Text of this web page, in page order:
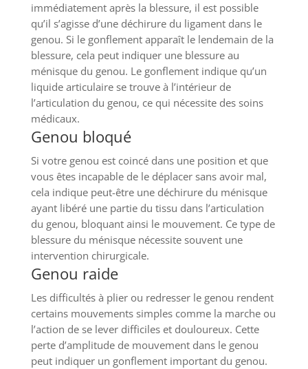
immédiatement après la blessure, il est possible
qu’il s’agisse d’une déchirure du ligament dans le
genou. Si le gonflement apparaît le lendemain de la
blessure, cela peut indiquer une blessure au
ménisque du genou. Le gonflement indique qu’un
liquide articulaire se trouve à l’intérieur de
l’articulation du genou, ce qui nécessite des soins
médicaux.
Genou bloqué
Si votre genou est coincé dans une position et que
vous êtes incapable de le déplacer sans avoir mal,
cela indique peut-être une déchirure du ménisque
ayant libéré une partie du tissu dans l’articulation
du genou, bloquant ainsi le mouvement. Ce type de
blessure du ménisque nécessite souvent une
intervention chirurgicale.
Genou raide
Les difficultés à plier ou redresser le genou rendent
certains mouvements simples comme la marche ou
l’action de se lever difficiles et douloureux. Cette
perte d’amplitude de mouvement dans le genou
peut indiquer un gonflement important du genou.